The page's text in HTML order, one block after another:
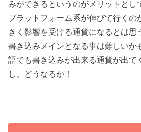
みができるというのがメリットとし
プラットフォーム系が伸びて行くの
きく影響を受ける通貨になるとは思
書き込みメインとなる事は難しいか
語でも書き込みが出来る通貨が出て
し、どうなるか！